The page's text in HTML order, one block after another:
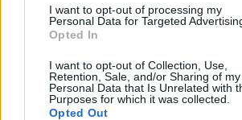
I want to opt-out of processing my
Personal Data for Targeted
Opted In
I want to opt-out of Collection, Use,
Retention, Sale, and/or Sharing of my
Personal Data that Is Unrelated with
Purposes for which it was collected.
Opted Out